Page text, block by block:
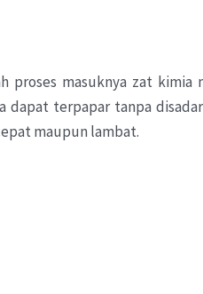
proses masuknya zat
dapat terpapar tanpa
maupun lambat.